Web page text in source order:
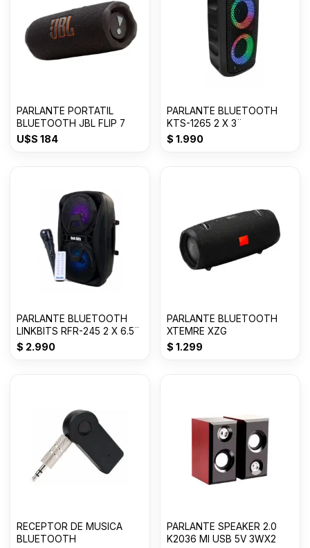
PARLANTE PORTATIL
BLUETOOTH JBL FLIP 7
U$S 184
PARLANTE BLUETOOTH
KTS-1265 2 X 3¨
$ 1.990
PARLANTE BLUETOOTH
LINKBITS RFR-245 2 X 6.5¨
$ 2.990
PARLANTE BLUETOOTH
XTEMRE XZG
$ 1.299
RECEPTOR DE MUSICA
BLUETOOTH
PARLANTE SPEAKER 2.0
K2036 MI USB 5V 3WX2